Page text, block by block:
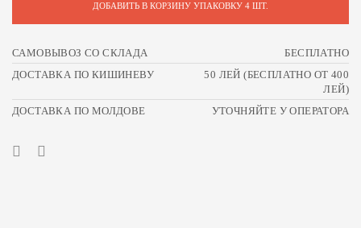
ДОБАВИТЬ В КОРЗИНУ УПАКОВКУ 4 ШТ.
САМОВЫВОЗ СО СКЛАДА
БЕСПЛАТНО
ДОСТАВКА ПО КИШИНЕВУ
50 ЛЕЙ (БЕСПЛАТНО ОТ 400
ЛЕЙ)
ДОСТАВКА ПО МОЛДОВЕ
УТОЧНЯЙТЕ У ОПЕРАТОРА